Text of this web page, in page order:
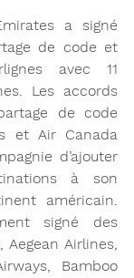
a signé
de code et
avec 11
Les accords
de code
et Air Canada
d’ajouter
à son
américain.
signé des
Aegean Airlines,
Bamboo